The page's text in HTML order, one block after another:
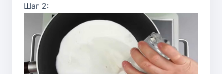
Шаг 2: